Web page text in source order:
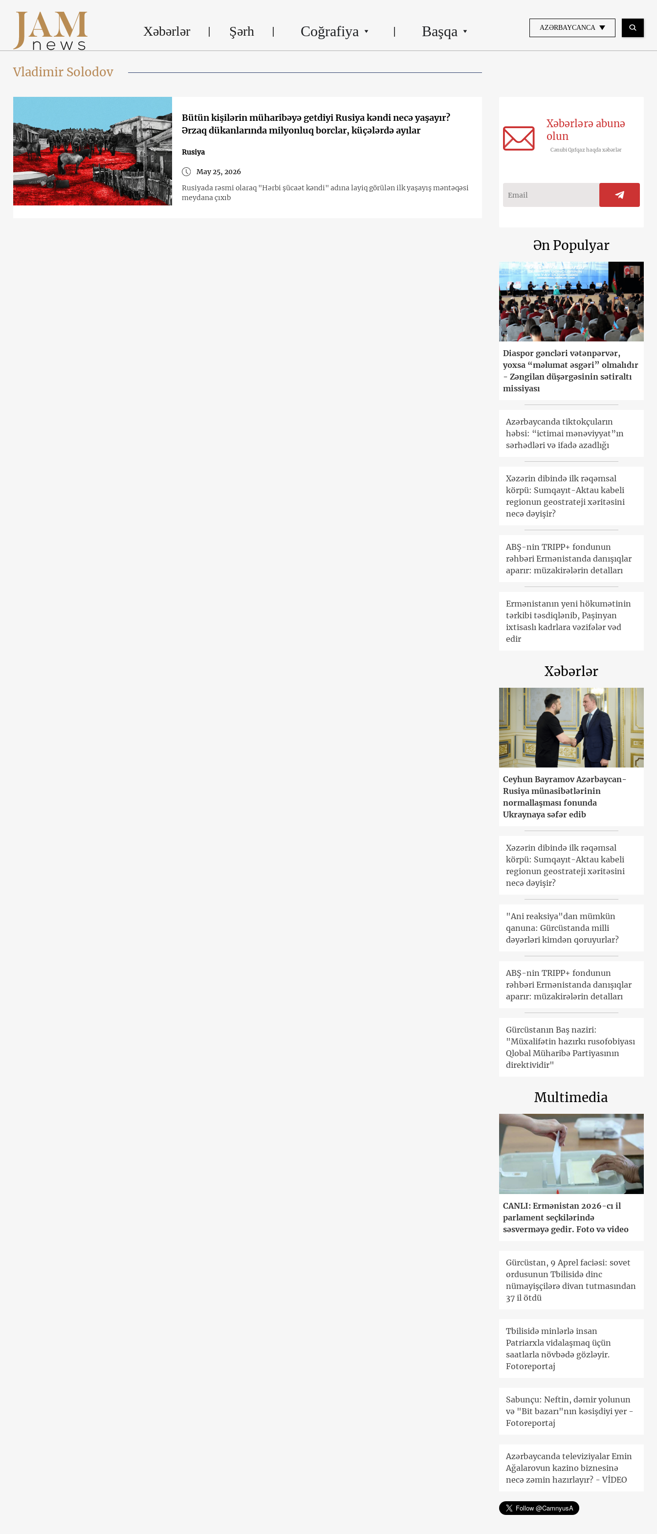
Xəbərlər Şərh Coğrafiya Başqa AZƏRBAYCANCA
Vladimir Solodov
Bütün kişilərin müharibəyə getdiyi Rusiya kəndi necə yaşayır?
Ərzaq dükanlarında milyonluq borclar, küçələrdə ayılar
Rusiya
May 25, 2026
Rusiyada rəsmi olaraq "Hərbi şücaət kəndi" adına layiq görülən ilk yaşayış məntəqəsi
meydana çıxıb
Xəbərlərə abunə
olun
Cənubi Qafqaz haqda xəbərlər
Ən Populyar
Diaspor gəncləri vətənpərvər,
yoxsa “məlumat əsgəri” olmalıdır
- Zəngilan düşərgəsinin sətiraltı
missiyası
Azərbaycanda tiktokçuların
həbsi: “ictimai mənəviyyat”ın
sərhədləri və ifadə azadlığı
Xəzərin dibində ilk rəqəmsal
körpü: Sumqayıt-Aktau kabeli
regionun geostrateji xəritəsini
necə dəyişir?
ABŞ-nin TRIPP+ fondunun
rəhbəri Ermənistanda danışıqlar
aparır: müzakirələrin detalları
Ermənistanın yeni hökumətinin
tərkibi təsdiqlənib, Paşinyan
ixtisaslı kadrlara vəzifələr vəd
edir
Xəbərlər
Ceyhun Bayramov Azərbaycan-
Rusiya münasibətlərinin
normallaşması fonunda
Ukraynaya səfər edib
Xəzərin dibində ilk rəqəmsal
körpü: Sumqayıt-Aktau kabeli
regionun geostrateji xəritəsini
necə dəyişir?
"Ani reaksiya"dan mümkün
qanuna: Gürcüstanda milli
dəyərləri kimdən qoruyurlar?
ABŞ-nin TRIPP+ fondunun
rəhbəri Ermənistanda danışıqlar
aparır: müzakirələrin detalları
Gürcüstanın Baş naziri:
"Müxalifətin hazırkı rusofobiyası
Qlobal Müharibə Partiyasının
direktividir"
Multimedia
CANLI: Ermənistan 2026-cı il
parlament seçkilərində
səsverməyə gedir. Foto və video
Gürcüstan, 9 Aprel faciəsi: sovet
ordusunun Tbilisidə dinc
nümayişçilərə divan tutmasından
37 il ötdü
Tbilisidə minlərlə insan
Patriarxla vidalaşmaq üçün
saatlarla növbədə gözləyir.
Fotoreportaj
Sabunçu: Neftin, dəmir yolunun
və "Bit bazarı"nın kəsişdiyi yer -
Fotoreportaj
Azərbaycanda televiziyalar Emin
Ağalarovun kazino biznesinə
necə zəmin hazırlayır? - VİDEO